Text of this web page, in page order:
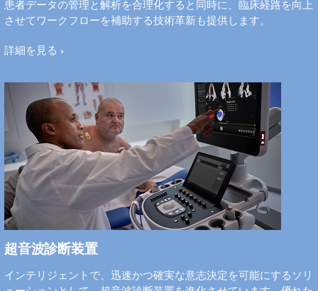
患者データの管理と解析を合理化すると同時に、臨床経路を向上
させてワークフローを補助する技術革新も提供します。
詳細を見る
超音波診断装置
インテリジェントで、迅速かつ確実な意志決定を可能にするソリ